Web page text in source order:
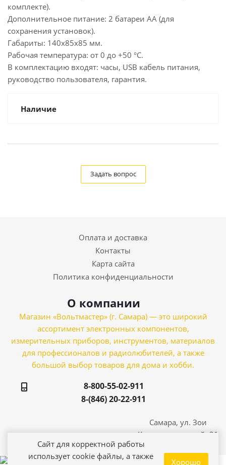
комплекте).
Дополнительное питание: 2 батареи AA (для
сохранения установок).
Габариты: 140x85x85 мм.
Рабочая температура: от 0 до +50 °С.
В комплектацию входят: часы, USB кабель питания,
руководство пользователя, гарантия.
Наличие
Задать вопрос
Оплата и доставка
Контакты
Карта сайта
Политика конфиденциальности
О компании
Магазин «Вольтмастер» (г. Самара) — это широкий
ассортимент электронных компонентов,
измерительных приборов, инструментов, материалов
для профессионалов и радиолюбителей, а также
большой выбор товаров для дома и хобби.
8-800-55-02-911
8-(846) 20-22-911
Самара, ул. Зои
Космодемьянской, 21
Сайт для корректной работы
использует cookie файлы, а также
Хорошо